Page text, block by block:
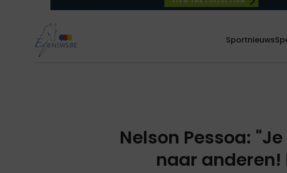
Sportnieuws
Nelson Pessoa:
naar anderen!